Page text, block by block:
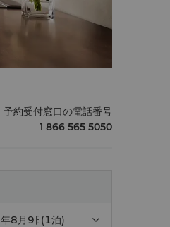
予約受付窓口の電話番号
1 866 565 5050
(1泊)